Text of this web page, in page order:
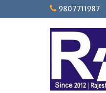
9807711987